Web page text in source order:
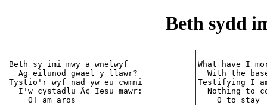
Beth sydd
Beth sy imi mwy a wnelwyf
  Ag eilunod gwael y llawr?
Tystio'r wyf nad yw eu cwmni
  I'w cystadlu Ã¢ Iesu mawr:
    O! am aros
What have I
With the
Testifying I
Nothing to
    O to stay